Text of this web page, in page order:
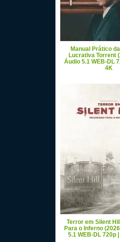
Manual Prático
Lucrativa Torrent
Áudio 5.1 WEB-DL
4K
Terror em Silent
Para o Inferno
5.1 WEB-DL 720p